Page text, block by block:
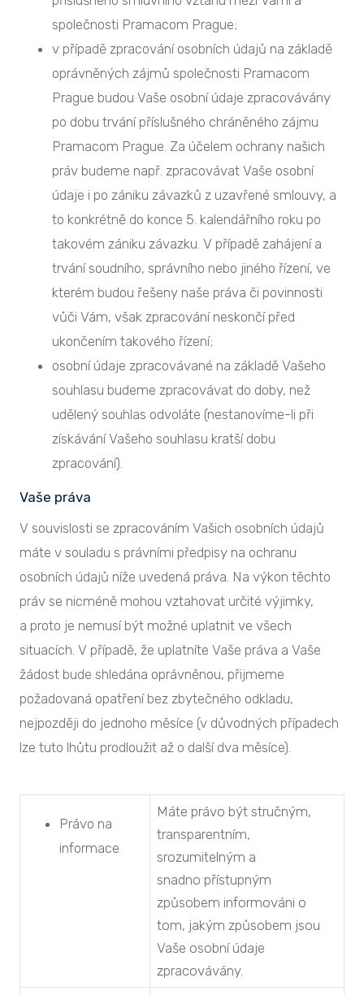
společnosti Pramacom Prague;
v případě zpracování osobních údajů na základě
oprávněných zájmů společnosti Pramacom
Prague budou Vaše osobní údaje zpracovávány
po dobu trvání příslušného chráněného zájmu
Pramacom Prague. Za účelem ochrany našich
práv budeme např. zpracovávat Vaše osobní
údaje i po zániku závazků z uzavřené smlouvy, a
to konkrétně do konce 5. kalendářního roku po
takovém zániku závazku. V případě zahájení a
trvání soudního, správního nebo jiného řízení, ve
kterém budou řešeny naše práva či povinnosti
vůči Vám, však zpracování neskončí před
ukončením takového řízení;
osobní údaje zpracovávané na základě Vašeho
souhlasu budeme zpracovávat do doby, než
udělený souhlas odvoláte (nestanovíme-li při
získávání Vašeho souhlasu kratší dobu
zpracování).
Vaše práva
V souvislosti se zpracováním Vašich osobních údajů
máte v souladu s právními předpisy na ochranu
osobních údajů níže uvedená práva. Na výkon těchto
práv se nicméně mohou vztahovat určité výjimky,
a proto je nemusí být možné uplatnit ve všech
situacích. V případě, že uplatníte Vaše práva a Vaše
žádost bude shledána oprávněnou, přijmeme
požadovaná opatření bez zbytečného odkladu,
nejpozději do jednoho měsíce (v důvodných případech
lze tuto lhůtu prodloužit až o další dva měsíce).
Právo na
informace
Máte právo být stručným,
transparentním,
srozumitelným a
snadno přístupným
způsobem informováni o
tom, jakým způsobem jsou
Vaše osobní údaje
zpracovávány.